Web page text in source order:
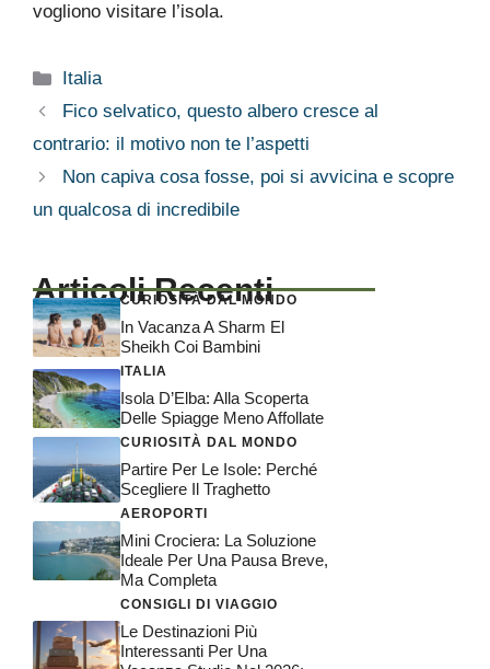
vogliono visitare l’isola.
Categorie
Italia
Fico selvatico, questo albero cresce al
contrario: il motivo non te l’aspetti
Non capiva cosa fosse, poi si avvicina e scopre
un qualcosa di incredibile
Articoli Recenti
CURIOSITÀ DAL MONDO
In Vacanza A Sharm El
Sheikh Coi Bambini
ITALIA
Isola D’Elba: Alla Scoperta
Delle Spiagge Meno Affollate
CURIOSITÀ DAL MONDO
Partire Per Le Isole: Perché
Scegliere Il Traghetto
AEROPORTI
Mini Crociera: La Soluzione
Ideale Per Una Pausa Breve,
Ma Completa
CONSIGLI DI VIAGGIO
Le Destinazioni Più
Interessanti Per Una